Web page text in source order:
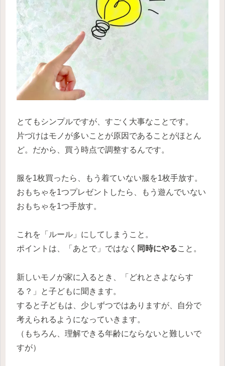
とてもシンプルですが、すごく大事なことです。
片づけはモノが多いことが原因であることがほとん
ど。だから、買う時点で調整するんです。
服を1枚買ったら、もう着ていない服を1枚手放す。
おもちゃを1つプレゼントしたら、もう遊んでいない
おもちゃを1つ手放す。
これを「ルール」にしてしまうこと。
ポイントは、「あとで」ではなく 同時にやること。
新しいモノが家に入るとき、「どれとさよならす
る？」と子どもに聞きます。
すると子どもは、少しずつではありますが、自分で
考えられるようになっていきます。
（もちろん、理解できる年齢にならないと難しいで
すが）